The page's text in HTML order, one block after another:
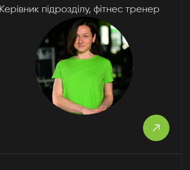
Керівник підрозділу, фітнес тренер